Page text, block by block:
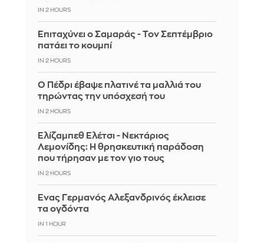
IN 2 HOURS
Επιταχύνει ο Σαμαράς - Τον Σεπτέμβριο
πατάει το κουμπί
IN 2 HOURS
Ο Πέδρι έβαψε πλατινέ τα μαλλιά του
τηρώντας την υπόσχεσή του
IN 2 HOURS
Ελίζαμπεθ Ελέτσι - Νεκτάριος
Λεμονίδης: Η θρησκευτική παράδοση
που τήρησαν με τον γιο τους
IN 2 HOURS
Ένας Γερμανός Αλεξανδρινός έκλεισε
τα ογδόντα
IN 1 HOUR